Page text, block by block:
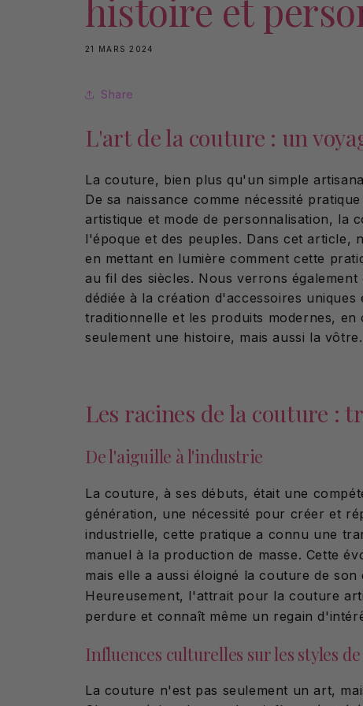
histoire et
21 MARS 2024
Share
L'art de la couture : un
La couture, bien plus qu'un simple
De sa naissance comme nécessité
artistique et mode de personnalisation, la
l'époque et des peuples. Dans cet
en mettant en lumière comment cette
au fil des siècles. Nous verrons également
dédiée à la création d'accessoires
traditionnelle et les produits modernes,
seulement une histoire, mais aussi la vôtre.
Les racines de la couture :
De l'aiguille à l'industrie
La couture, à ses débuts, était une
génération, une nécessité pour créer et
industrielle, cette pratique a connu une
manuel à la production de masse. Cette
mais elle a aussi éloigné la couture de
Heureusement, l'attrait pour la couture
perdure et connaît même un regain
Influences culturelles sur les styles
La couture n'est pas seulement un art,